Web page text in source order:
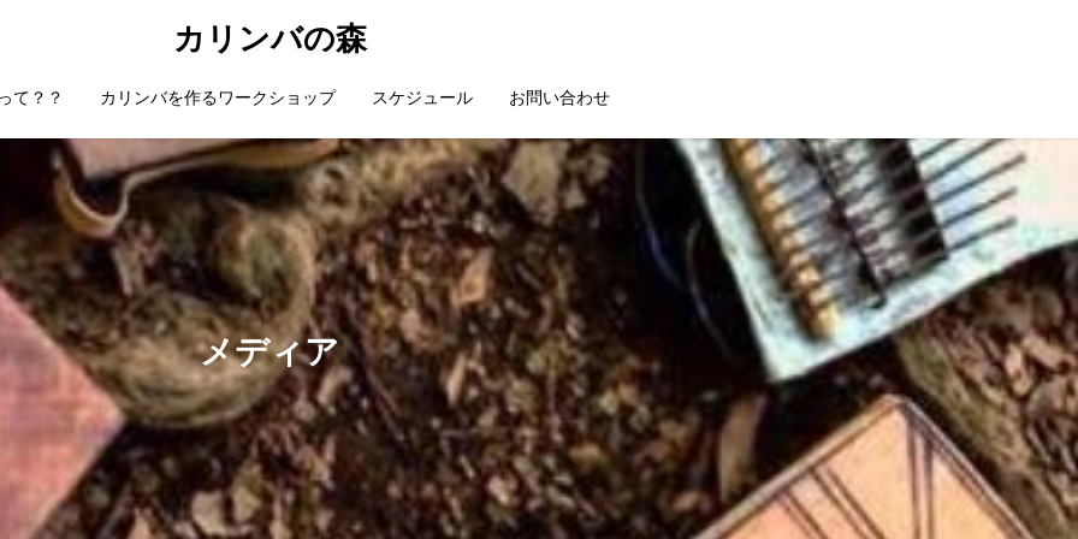
カリンバの森
て？？ カリンバを作るワークショップ スケジュール お問い合わせ
メディア